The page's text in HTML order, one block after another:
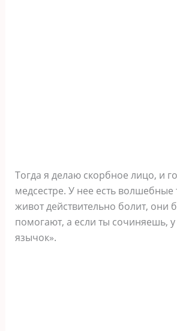
Тогда я делаю скорбное лицо, и
медсестре. У нее есть волшебные
живот действительно болит, они
помогают, а если ты сочиняешь,
язычок».